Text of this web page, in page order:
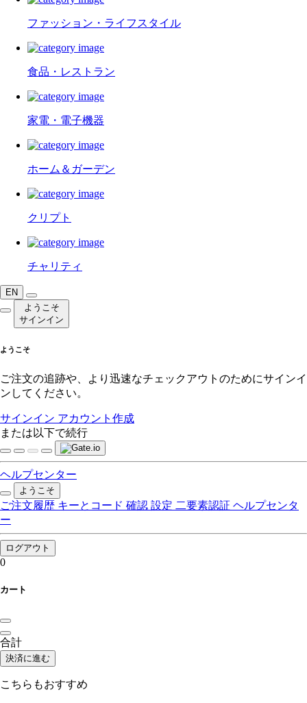
ファッション・ライフスタイル
食品・レストラン
家電・電子機器
ホーム＆ガーデン
クリプト
チャリティ
EN
ようこそ
サインイン
ようこそ
ご注文の追跡や、より迅速なチェックアウトのためにサインイ
ンしてください。
サインイン アカウント作成
または以下で続行
ヘルプセンター
ようこそ
ご注文履歴 キーとコード 確認 設定 二要素認証 ヘルプセンタ
ー
ログアウト
0
カート
合計
決済に進む
こちらもおすすめ